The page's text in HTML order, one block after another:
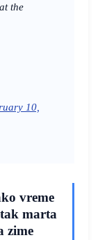
the
10,
vreme
marta
zime